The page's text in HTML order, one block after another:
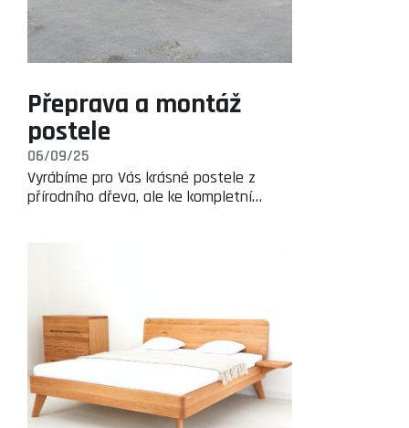
Přeprava a montáž
postele
06/09/25
Vyrábíme pro Vás krásné postele z
přírodního dřeva, ale ke kompletní…